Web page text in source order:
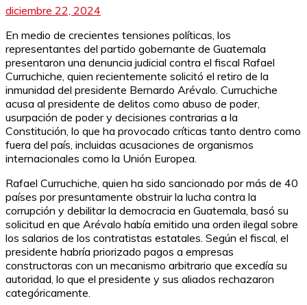
diciembre 22, 2024
En medio de crecientes tensiones políticas, los
representantes del partido gobernante de Guatemala
presentaron una denuncia judicial contra el fiscal Rafael
Curruchiche, quien recientemente solicitó el retiro de la
inmunidad del presidente Bernardo Arévalo. Curruchiche
acusa al presidente de delitos como abuso de poder,
usurpación de poder y decisiones contrarias a la
Constitución, lo que ha provocado críticas tanto dentro como
fuera del país, incluidas acusaciones de organismos
internacionales como la Unión Europea.
Rafael Curruchiche, quien ha sido sancionado por más de 40
países por presuntamente obstruir la lucha contra la
corrupción y debilitar la democracia en Guatemala, basó su
solicitud en que Arévalo había emitido una orden ilegal sobre
los salarios de los contratistas estatales. Según el fiscal, el
presidente habría priorizado pagos a empresas
constructoras con un mecanismo arbitrario que excedía su
autoridad, lo que el presidente y sus aliados rechazaron
categóricamente.